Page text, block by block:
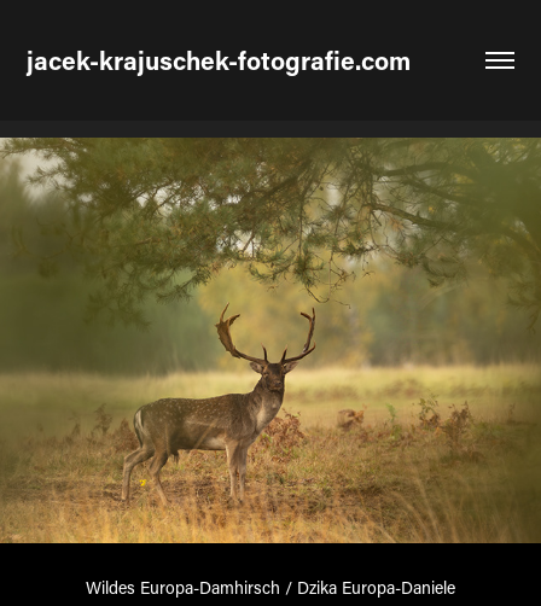
jacek-krajuschek-fotografie.com
Wildes Europa-Damhirsch / Dzika Europa-Daniele